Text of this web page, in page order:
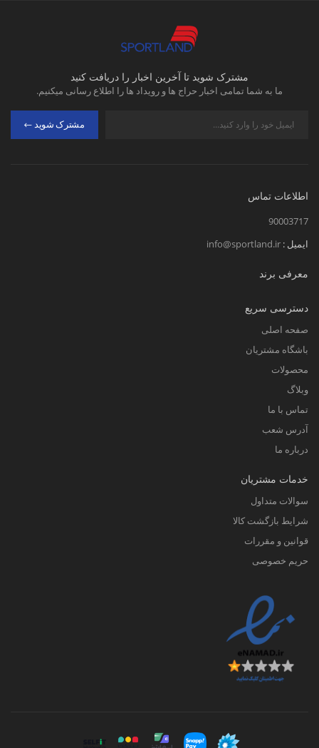
مشترک شوید تا آخرین اخبار را دریافت کنید
ما به شما تمامی اخبار حراج ها و رویداد ها را اطلاع رسانی میکنیم.
مشترک شوید
اطلاعات تماس
90003717
ایمیل : info@sportland.ir
معرفی برند
دسترسی سریع
صفحه اصلی
باشگاه مشتریان
محصولات
وبلاگ
تماس با ما
آدرس شعب
درباره ما
خدمات مشتریان
سوالات متداول
شرایط بازگشت کالا
قوانین و مقررات
حریم خصوصی